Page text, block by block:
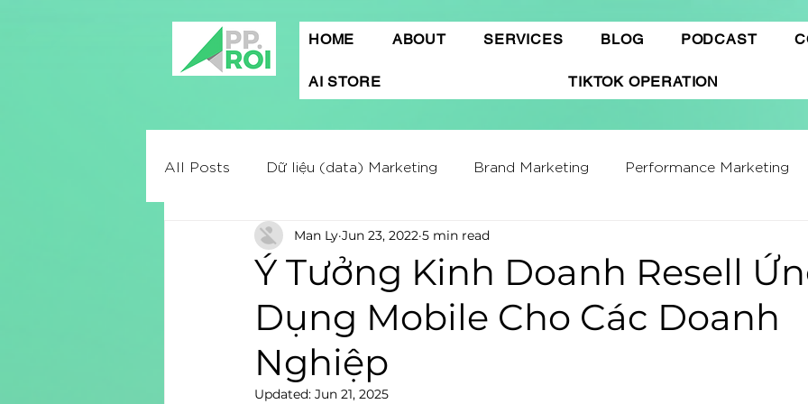
HOME ABOUT SERVICES BLOG PODCAST
AI STORE TIKTOK OPERATION
All Posts Dữ liệu (data) Marketing Brand Marketing​ Performance Marketing
Mobile App Marketing Affiliate Marketing
Digital marketing Marketing Report Quảng cáo Tiktok Thương mại điện tử
Quảng cáo Facebook
Ý Tưởng Kinh Doanh Resell
Dụng Mobile Cho Các Doanh
Nghiệp
Man Ly Jun 23, 2022 5 min read
Updated: Jun 21, 2025